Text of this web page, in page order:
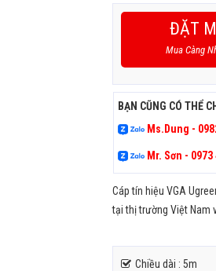
ĐẶT
Mua Càng
BẠN CŨNG CÓ THỂ
Ms.Dung -
Mr. Sơn - 0973
Cáp tín hiệu VGA
tại thị trường Việt Nam
Chiều dài : 5m